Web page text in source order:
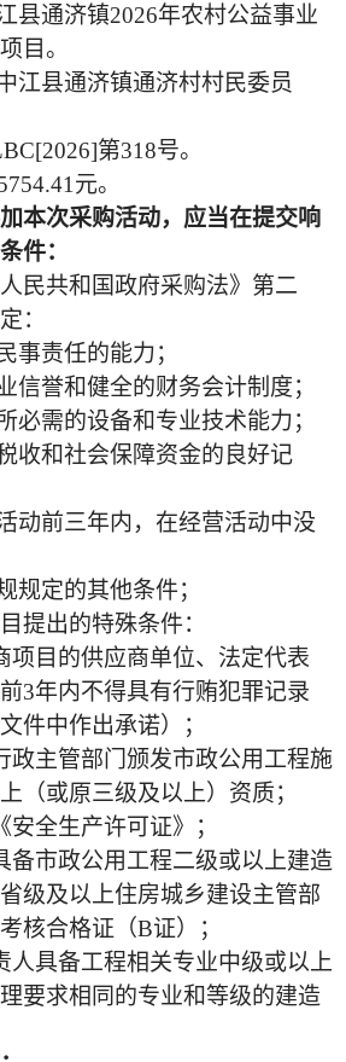
县通济镇2026年农村公益事业
目。
江县通济镇通济村村民委员
第318号。
元。
本次采购活动，应当在提交响
件：
民共和国政府采购法》第二
：
事责任的能力；
信誉和健全的财务会计制度；
必需的设备和专业技术能力；
收和社会保障资金的良好记
动前三年内，在经营活动中没
规定的其他条件；
提出的特殊条件：
项目的供应商单位、法定代表
3年内不得具有行贿犯罪记录
件中作出承诺）；
政主管部门颁发市政公用工程施
（或原三级及以上）资质；
全生产许可证》；
备市政公用工程二级或以上建造
级及以上住房城乡建设主管部
核合格证（B证）；
人具备工程相关专业中级或以上
要求相同的专业和等级的建造